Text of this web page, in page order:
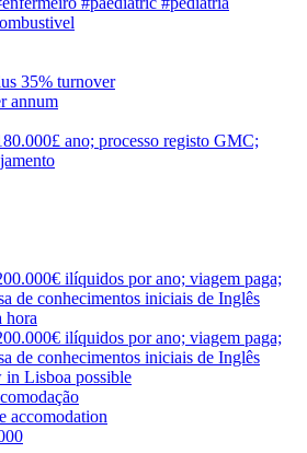
35% turnover
annum
ano; processo registo GMC;
ilíquidos por ano; viagem paga;
de conhecimentos iniciais de Inglês
hora
ilíquidos por ano; viagem paga;
de conhecimentos iniciais de Inglês
in Lisboa possible
accomodation